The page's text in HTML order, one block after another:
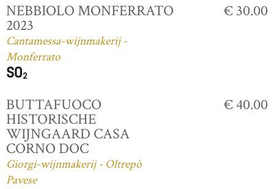
NEBBIOLO MONFERRATO
2023
Cantamessa-wijnmakerij -
Monferrato
€ 30.00
BUTTAFUOCO
HISTORISCHE
WIJNGAARD CASA
CORNO DOC
Giorgi-wijnmakerij - Oltrepò
Pavese
€ 40.00